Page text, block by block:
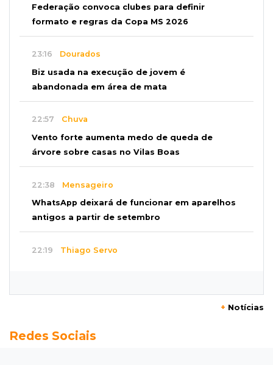
Federação convoca clubes para definir
formato e regras da Copa MS 2026
23:16 Dourados
Biz usada na execução de jovem é
abandonada em área de mata
22:57 Chuva
Vento forte aumenta medo de queda de
árvore sobre casas no Vilas Boas
22:38 Mensageiro
WhatsApp deixará de funcionar em aparelhos
antigos a partir de setembro
22:19 Thiago Servo
Semana vai começar com 909 novas
+ Notícias
Redes Sociais